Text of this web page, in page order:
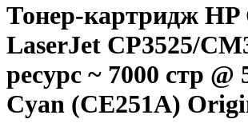
Тонер-картридж HP
LaserJet CP3525/
ресурс ~ 7000 стр
Cyan (CE251A)